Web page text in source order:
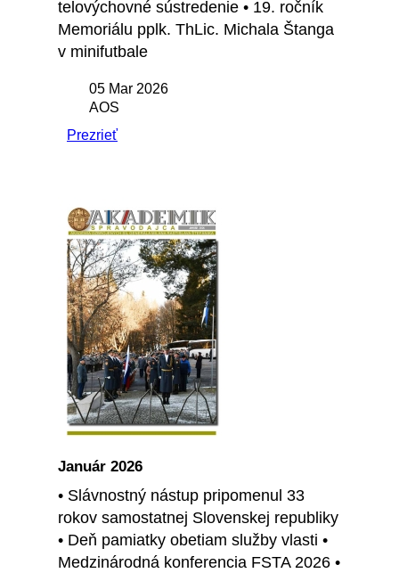
telovýchovné sústredenie • 19. ročník
Memoriálu pplk. ThLic. Michala Štanga
v minifutbale
05 Mar 2026
AOS
Prezrieť
Január 2026
• Slávnostný nástup pripomenul 33
rokov samostatnej Slovenskej republiky
• Deň pamiatky obetiam služby vlasti •
Medzinárodná konferencia FSTA 2026 •